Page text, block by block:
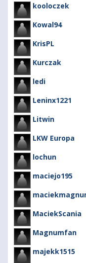
kooloczek
Kowal94
KrisPL
Kurczak
ledi
Leninx1221
Litwin
LKW Europa
lochun
maciejo195
MaciekScania
Magnumfan
majekk1515